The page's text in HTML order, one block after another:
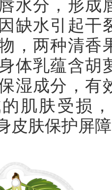
水分，形成
缺水引起干
，两种清香
体乳蕴含胡
湿成分，有
肌肤受损
皮肤保护屏